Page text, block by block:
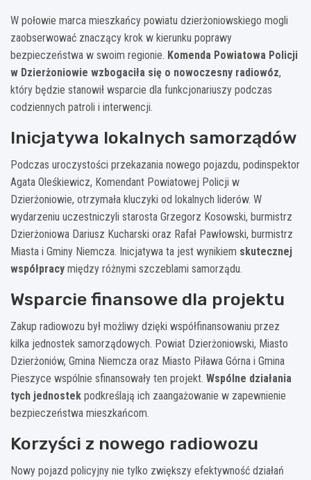
W połowie marca mieszkańcy powiatu dzierżoniowskiego mogli
zaobserwować znaczący krok w kierunku poprawy
bezpieczeństwa w swoim regionie. Komenda Powiatowa Policji
w Dzierżoniowie wzbogaciła się o nowoczesny radiowóz,
który będzie stanowił wsparcie dla funkcjonariuszy podczas
codziennych patroli i interwencji.
Inicjatywa lokalnych samorządów
Podczas uroczystości przekazania nowego pojazdu, podinspektor
Agata Oleśkiewicz, Komendant Powiatowej Policji w
Dzierżoniowie, otrzymała kluczyki od lokalnych liderów. W
wydarzeniu uczestniczyli starosta Grzegorz Kosowski, burmistrz
Dzierżoniowa Dariusz Kucharski oraz Rafał Pawłowski, burmistrz
Miasta i Gminy Niemcza. Inicjatywa ta jest wynikiem skutecznej
współpracy między różnymi szczeblami samorządu.
Wsparcie finansowe dla projektu
Zakup radiowozu był możliwy dzięki współfinansowaniu przez
kilka jednostek samorządowych. Powiat Dzierżoniowski, Miasto
Dzierżoniów, Gmina Niemcza oraz Miasto Piława Górna i Gmina
Pieszyce wspólnie sfinansowały ten projekt. Wspólne działania
tych jednostek podkreślają ich zaangażowanie w zapewnienie
bezpieczeństwa mieszkańcom.
Korzyści z nowego radiowozu
Nowy pojazd policyjny nie tylko zwiększy efektywność działań